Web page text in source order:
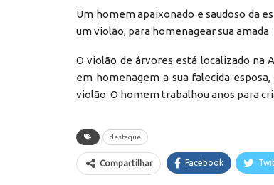
Um homem apaixonado e saudoso da
um violão, para homenagear sua amada
O violão de árvores está localizado
em homenagem a sua falecida
violão. O homem trabalhou anos para
destaque
Compartilhar Facebook